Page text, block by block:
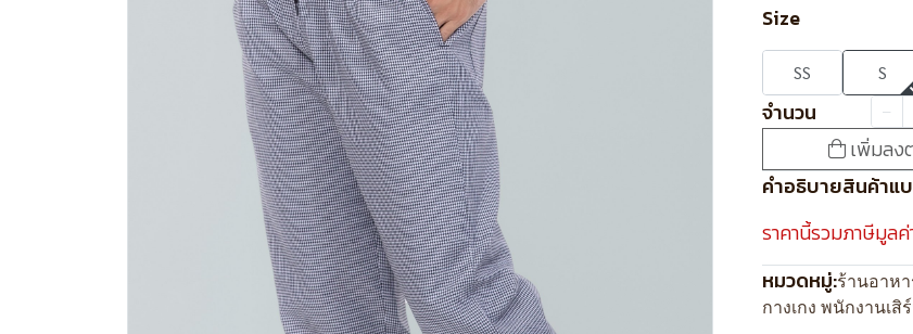
Size
SS S
จำนวน
เพิ่มลง
คำอธิบายสินค้าแ
ราคานี้รวมภาษีมูล
หมวดหมู่:ร้านอาหา
กางเกง พนักงานเสิ